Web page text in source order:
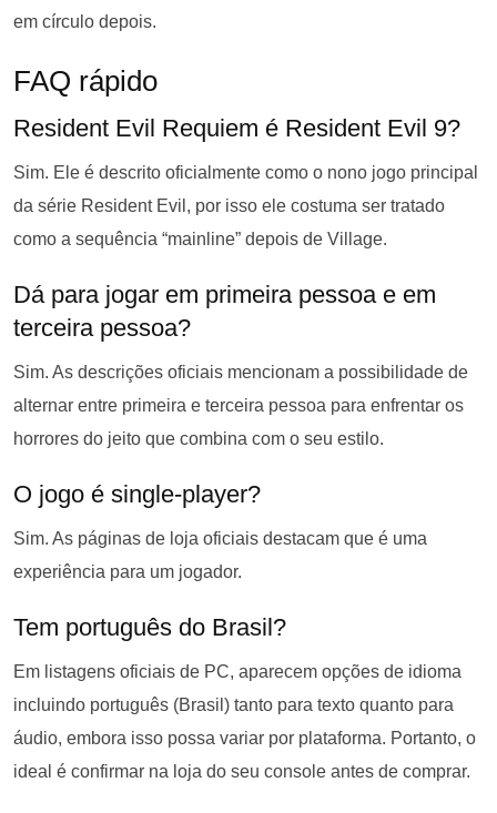
em círculo depois.
FAQ rápido
Resident Evil Requiem é Resident Evil 9?
Sim. Ele é descrito oficialmente como o nono jogo principal
da série Resident Evil, por isso ele costuma ser tratado
como a sequência “mainline” depois de Village.
Dá para jogar em primeira pessoa e em
terceira pessoa?
Sim. As descrições oficiais mencionam a possibilidade de
alternar entre primeira e terceira pessoa para enfrentar os
horrores do jeito que combina com o seu estilo.
O jogo é single-player?
Sim. As páginas de loja oficiais destacam que é uma
experiência para um jogador.
Tem português do Brasil?
Em listagens oficiais de PC, aparecem opções de idioma
incluindo português (Brasil) tanto para texto quanto para
áudio, embora isso possa variar por plataforma. Portanto, o
ideal é confirmar na loja do seu console antes de comprar.